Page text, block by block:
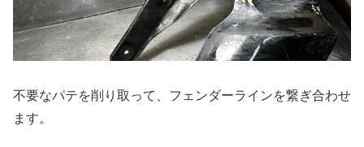
不要なパテを削り取って、フェンダーラインを繋ぎ合わせ
ます。